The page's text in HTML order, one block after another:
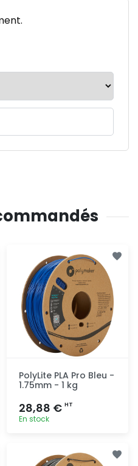
PolyLite PLA Pro Bleu -
1.75mm - 1 kg
28,88 € HT
En stock
rapide